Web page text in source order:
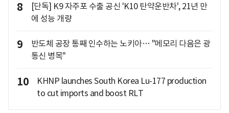
8
[단독] K9 자주포 수출 공신 'K10 탄약운반차', 21년 만
에 성능 개량
9
반도체 공장 통째 인수하는 노키아… "메모리 다음은 광
통신 병목"
10
KHNP launches South Korea Lu-177 production
to cut imports and boost RLT